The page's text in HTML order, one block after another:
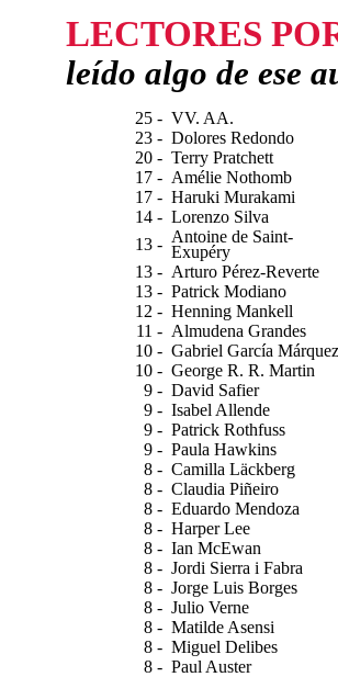
LECTORES
leído algo de ese
25 - VV. AA.
23 - Dolores Redondo
20 - Terry Pratchett
17 - Amélie Nothomb
17 - Haruki Murakami
14 - Lorenzo Silva
13 - Antoine de Saint-
Exupéry
13 - Arturo Pérez-Reverte
13 - Patrick Modiano
12 - Henning Mankell
11 - Almudena Grandes
10 - Gabriel García Márquez
10 - George R. R. Martin
9 - David Safier
9 - Isabel Allende
9 - Patrick Rothfuss
9 - Paula Hawkins
8 - Camilla Läckberg
8 - Claudia Piñeiro
8 - Eduardo Mendoza
8 - Harper Lee
8 - Ian McEwan
8 - Jordi Sierra i Fabra
8 - Jorge Luis Borges
8 - Julio Verne
8 - Matilde Asensi
8 - Miguel Delibes
8 - Paul Auster